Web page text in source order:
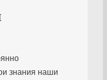
знания наши